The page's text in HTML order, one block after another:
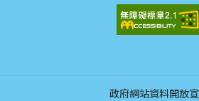
政府網站資料開放